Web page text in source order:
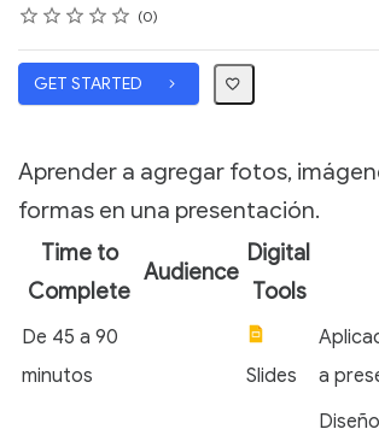
Rating
1 star
2 stars
3 stars
4 stars
5 stars
Average rating: 0 0
No reviews
GET STARTED
Aprender a agregar fotos,
formas en una presentación.
Time to
Complete
Audience
Digital
Tools
De 45 a 90
minutos
Slides
a